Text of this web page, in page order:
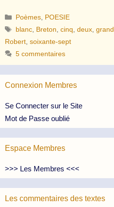
Catégories
Poèmes POESIE
Étiquettes
blanc Breton ,cinq ,deux ,grand
Robert soixante-sept
5 commentaires
Connexion Membres
Se Connecter sur le Site
Mot de Passe oublié
Espace Membres
>>> Les Membres <<<
Les commentaires des textes